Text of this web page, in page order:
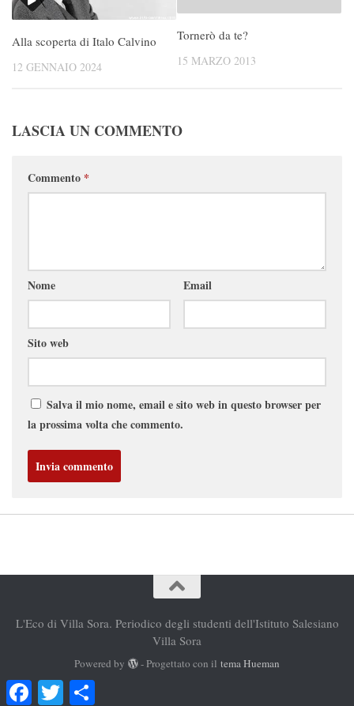
Alla scoperta di Italo Calvino
12 GENNAIO 2024
Tornerò da te?
15 MARZO 2013
LASCIA UN COMMENTO
Commento *
Nome Email
Sito web
Salva il mio nome, email e sito web in questo browser per
la prossima volta che commento.
L'Eco di Villa Sora. Periodico degli studenti dell'Istituto Salesiano
Villa Sora
Powered by - Progettato con iltema Hueman
FacebookTwitter